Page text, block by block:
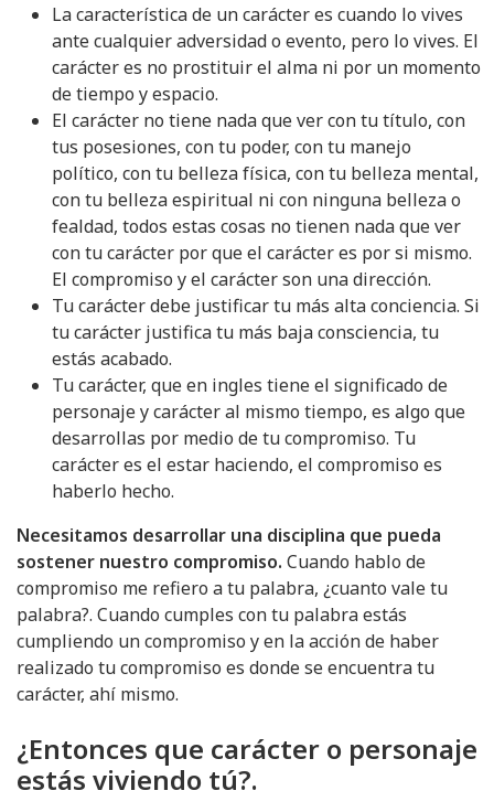
La característica de un carácter es cuando lo vives
ante cualquier adversidad o evento, pero lo vives. El
carácter es no prostituir el alma ni por un momento
de tiempo y espacio.
El carácter no tiene nada que ver con tu título, con
tus posesiones, con tu poder, con tu manejo
político, con tu belleza física, con tu belleza mental,
con tu belleza espiritual ni con ninguna belleza o
fealdad, todos estas cosas no tienen nada que ver
con tu carácter por que el carácter es por si mismo.
El compromiso y el carácter son una dirección.
Tu carácter debe justificar tu más alta conciencia. Si
tu carácter justifica tu más baja consciencia, tu
estás acabado.
Tu carácter, que en ingles tiene el significado de
personaje y carácter al mismo tiempo, es algo que
desarrollas por medio de tu compromiso. Tu
carácter es el estar haciendo, el compromiso es
haberlo hecho.
Necesitamos desarrollar una disciplina que pueda
sostener nuestro compromiso. Cuando hablo de
compromiso me refiero a tu palabra, ¿cuanto vale tu
palabra?. Cuando cumples con tu palabra estás
cumpliendo un compromiso y en la acción de haber
realizado tu compromiso es donde se encuentra tu
carácter, ahí mismo.
¿Entonces que carácter o personaje
estás viviendo tú?.